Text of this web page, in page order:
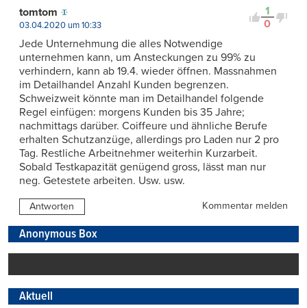
1
0
tomtom
03.04.2020 um 10:33
Jede Unternehmung die alles Notwendige
unternehmen kann, um Ansteckungen zu 99% zu
verhindern, kann ab 19.4. wieder öffnen. Massnahmen
im Detailhandel Anzahl Kunden begrenzen.
Schweizweit könnte man im Detailhandel folgende
Regel einfügen: morgens Kunden bis 35 Jahre;
nachmittags darüber. Coiffeure und ähnliche Berufe
erhalten Schutzanzüge, allerdings pro Laden nur 2 pro
Tag. Restliche Arbeitnehmer weiterhin Kurzarbeit.
Sobald Testkapazität genügend gross, lässt man nur
neg. Getestete arbeiten. Usw. usw.
Antworten Kommentar melden
Anonymous Box
Aktuell